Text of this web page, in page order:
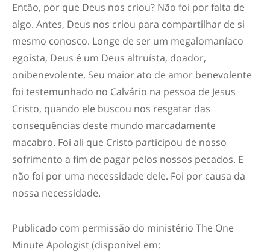
Então, por que Deus nos criou? Não foi por falta de
algo. Antes, Deus nos criou para compartilhar de si
mesmo conosco. Longe de ser um megalomaníaco
egoísta, Deus é um Deus altruísta, doador,
onibenevolente. Seu maior ato de amor benevolente
foi testemunhado no Calvário na pessoa de Jesus
Cristo, quando ele buscou nos resgatar das
consequências deste mundo marcadamente
macabro. Foi ali que Cristo participou de nosso
sofrimento a fim de pagar pelos nossos pecados. E
não foi por uma necessidade dele. Foi por causa da
nossa necessidade.
Publicado com permissão do ministério The One
Minute Apologist (disponível em: